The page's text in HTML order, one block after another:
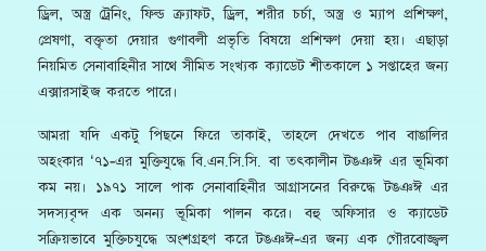
ড্রিল, অস্ত্র ট্রেনিং, ফিল্ড ক্র্যাফট, ড্রিল, শরীর চর্চা, অস্ত্র ও ম্যাপ প্রশিক্ষণ,
প্রেষণা, বক্তৃতা দেয়ার গুণাবলী প্রভৃতি বিষয়ে প্রশিক্ষণ দেয়া হয়। এছাড়া
নিয়মিত সেনাবাহিনীর সাথে সীমিত সংখ্যক ক্যাডেট শীতকালে ১ সপ্তাহের জন্য
এক্সারসাইজ করতে পারে।
আমরা যদি একটু পিছনে ফিরে তাকাই, তাহলে দেখতে পাব বাঙালির
অহংকার ‘৭১-এর মুক্তিযুদ্ধে বি.এন.সি.সি. বা তৎকালীন টঙঞঈ এর ভূমিকা
কম নয়। ১৯৭১ সালে পাক সেনাবাহিনীর আগ্রাসনের বিরুদ্ধে টঙঞঈ এর
সদস্যবৃন্দ এক অনন্য ভূমিকা পালন করে। বহু অফিসার ও ক্যাডেট
সক্রিয়ভাবে মুক্তিচযুদ্ধে অংশগ্রহণ করে টঙঞঈ-এর জন্য এক গৌরবোজ্জ্বল